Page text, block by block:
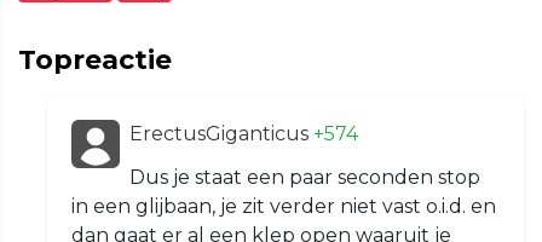
Topreactie
ErectusGiganticus +574
Dus je staat een paar seconden stop
in een glijbaan, je zit verder niet vast o.i.d. en
dan gaat er al een klep open waaruit je